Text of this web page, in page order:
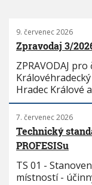
9. červenec 2026
Zpravodaj 3/
ZPRAVODAJ
Hradec Králové
7. červenec 2026
Technický
PROFESISu
TS 01 -
místností -